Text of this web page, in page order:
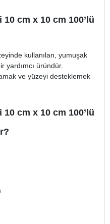
cm x 10 cm 100’lü
kullanılan, yumuşak
yardımcı üründür.
ve yüzeyi desteklemek
cm x 10 cm 100’lü